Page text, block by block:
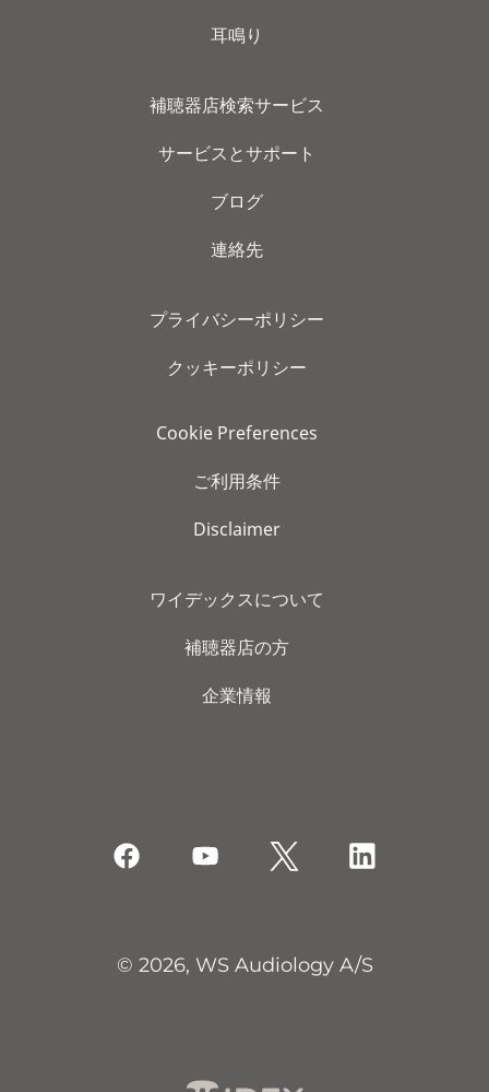
耳鳴り
補聴器店検索サービス
サービスとサポート
ブログ
連絡先
プライバシーポリシー
クッキーポリシー
Cookie Preferences
ご利用条件
Disclaimer
ワイデックスについて
補聴器店の方
企業情報
© 2026, WS Audiology A/S